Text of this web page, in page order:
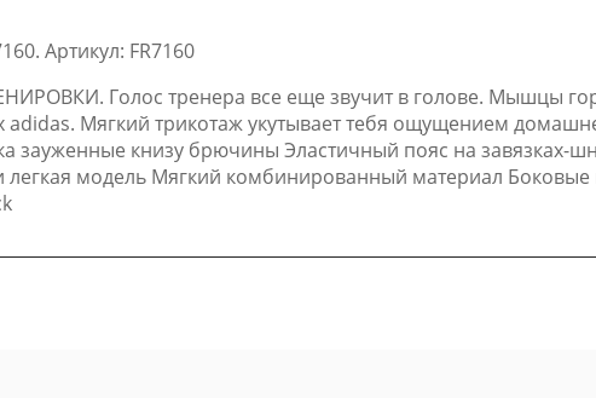
Артикул: FR7160
Голос тренера все еще звучит в голове. Мышцы
Мягкий трикотаж укутывает тебя ощущением
зауженные книзу брючины Эластичный пояс на завязках-
легкая модель Мягкий комбинированный материал